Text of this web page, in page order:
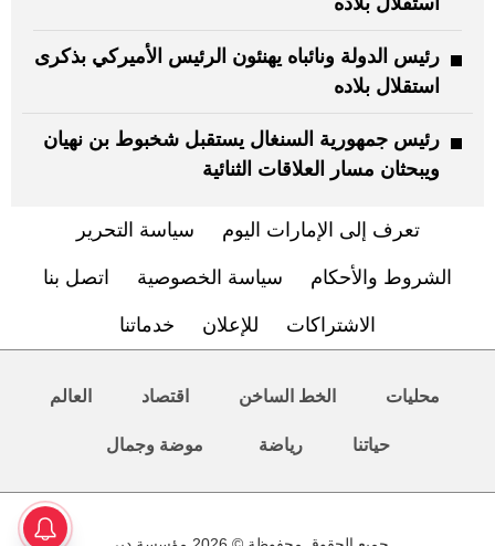
رئيس الدولة ونائباه يهنئون الرئيس الأميركي بذكرى
استقلال بلاده
رئيس جمهورية السنغال يستقبل شخبوط بن نهيان
ويبحثان مسار العلاقات الثنائية
تعرف إلى الإمارات اليوم سياسة التحرير
الشروط والأحكام سياسة الخصوصية اتصل بنا
الاشتراكات للإعلان خدماتنا
محليات الخط الساخن اقتصاد العالم
حياتنا رياضة موضة وجمال